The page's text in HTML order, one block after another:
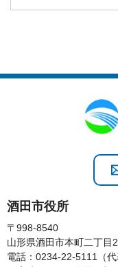
酒田市役所
〒998-8540
山形県酒田市本町二丁目
電話：0234-22-5111（代